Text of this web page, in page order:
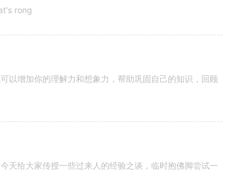
rong
以增加你的理解力和想象力，帮助巩固自己的知识，回顾
天给大家传授一些过来人的经验之谈，临时抱佛脚尝试一